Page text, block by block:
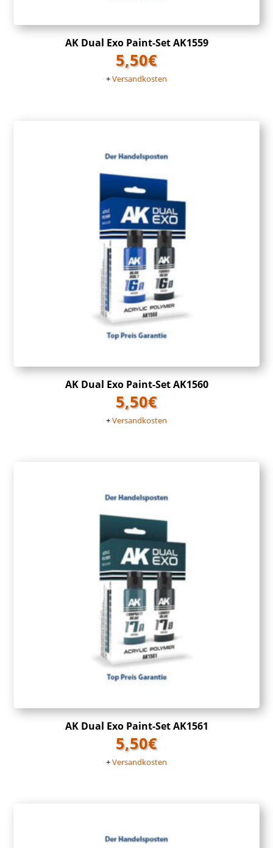
AK Dual Exo Paint-Set AK1559
5,50€
+Versandkosten
AK Dual Exo Paint-Set AK1560
5,50€
+Versandkosten
AK Dual Exo Paint-Set AK1561
5,50€
+Versandkosten